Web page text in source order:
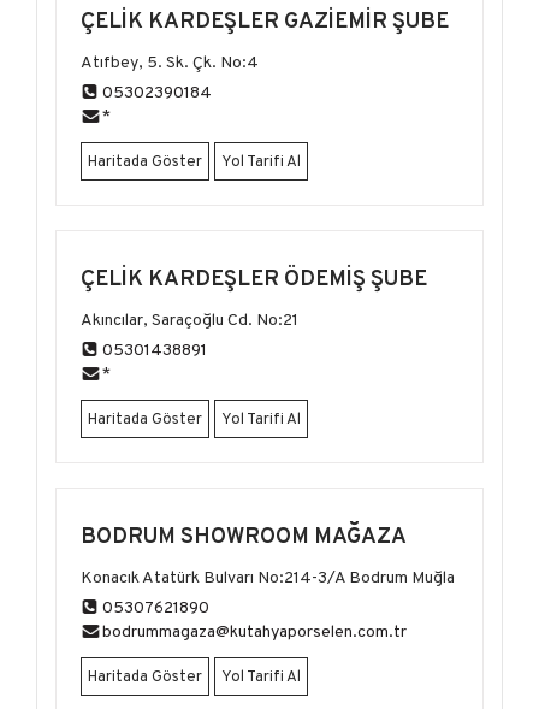
ÇELIK KARDEŞLER GAZIEMIR ŞUBE
Atıfbey, 5. Sk. Çk. No:4
05302390184
*
Haritada Göster Yol Tarifi Al
ÇELIK KARDEŞLER ÖDEMIŞ ŞUBE
Akıncılar, Saraçoğlu Cd. No:21
05301438891
*
Haritada Göster Yol Tarifi Al
BODRUM SHOWROOM MAĞAZA
Konacık Atatürk Bulvarı No:214-3/A Bodrum Muğla
05307621890
bodrummagaza@kutahyaporselen.com.tr
Haritada Göster Yol Tarifi Al